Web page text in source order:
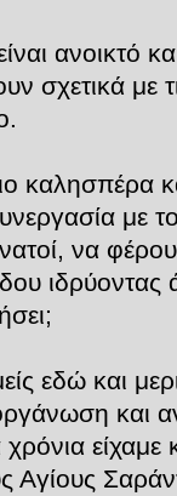
ανοικτό
σχετικά με
καλησπέρα
με
να
εδώ και
και
είχαμε
Αγίους